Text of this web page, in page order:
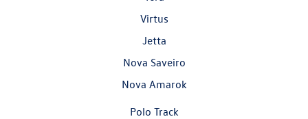
Virtus
Jetta
Nova Saveiro
Nova Amarok
Polo Track